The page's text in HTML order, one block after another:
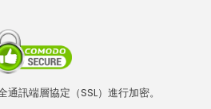
訊端層協定（SSL）進行加密。